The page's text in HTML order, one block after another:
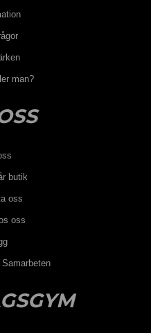
man?
butik
oss
oss